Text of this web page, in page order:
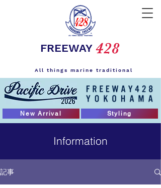
FREEWAY
All things marine traditional
428
New Arrival Styling
Information
記事